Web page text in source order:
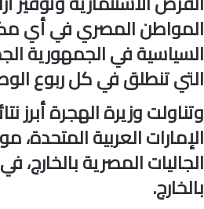
المواطن المصري في أي
السياسية في الجمهورية
التي تنطلق في كل ربوع
وتناولت وزيرة الهجرة أبرز
الإمارات العربية
الجاليات المصرية بالخارج،
بالخارج.